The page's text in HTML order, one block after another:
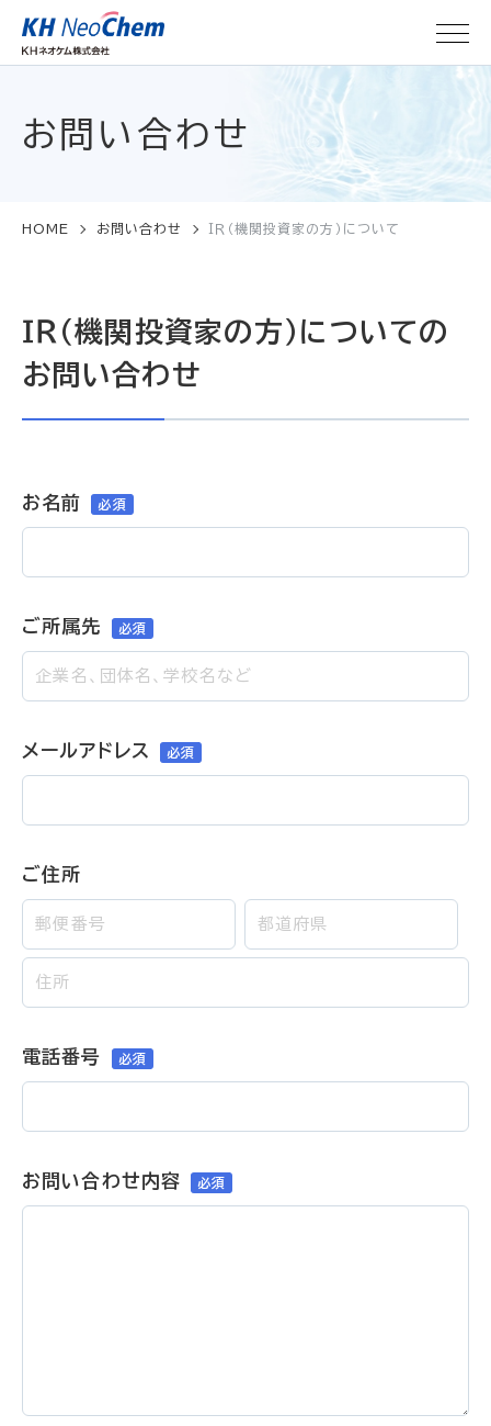
お問い合わせ
HOME お問い合わせ ＩＲ（機関投資家の方）について
ＩＲ（機関投資家の方）についての
お問い合わせ
お名前
ご所属先
メールアドレス
ご住所
電話番号
お問い合わせ内容